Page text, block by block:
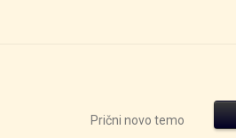
Prični novo temo